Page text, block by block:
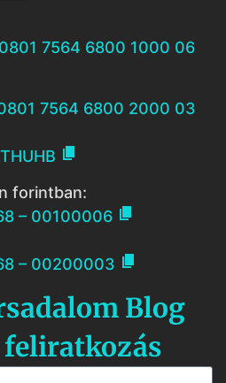
7564 6800 1000 06
7564 6800 2000 03

forintban:
– 00100006 
– 00200003 
Blog